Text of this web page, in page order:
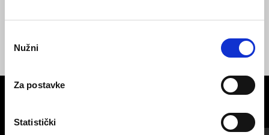
pristanka
Nužni
Za postavke
Statistički